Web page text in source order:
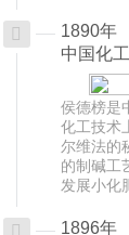
1890年
中国化
侯德榜是
化工技术
尔维法的
的制碱
发展小化
1896年